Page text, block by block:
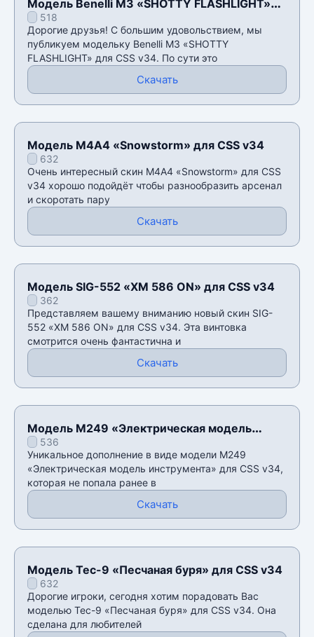
Модель Benelli M3 «SHOTTY FLASHLIGHT»
для CSS v34
518
Дорогие друзья! С большим удовольствием, мы
публикуем модельку Benelli M3 «SHOTTY
FLASHLIGHT» для CSS v34. По сути это
Скачать
Модель М4А4 «Snowstorm» для CSS v34
632
Очень интересный скин М4А4 «Snowstorm» для CSS
v34 хорошо подойдёт чтобы разнообразить арсенал
и скоротать пару
Скачать
Модель SIG-552 «XM 586 ON» для CSS v34
362
Представляем вашему вниманию новый скин SIG-
552 «XM 586 ON» для CSS v34. Эта винтовка
смотрится очень фантастична и
Скачать
Модель M249 «Электрическая модель
инструмента» для CSS v34
536
Уникальное дополнение в виде модели M249
«Электрическая модель инструмента» для CSS v34,
которая не попала ранее в
Скачать
Модель Tec-9 «Песчаная буря» для CSS v34
632
Дорогие игроки, сегодня хотим порадовать Вас
моделью Tec-9 «Песчаная буря» для CSS v34. Она
сделана для любителей